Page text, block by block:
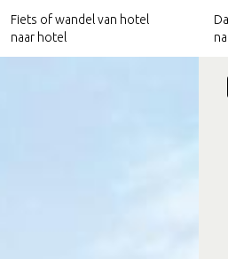
Hotels nabij Ode aan het
Fiets of wandel van hotel
naar hotel